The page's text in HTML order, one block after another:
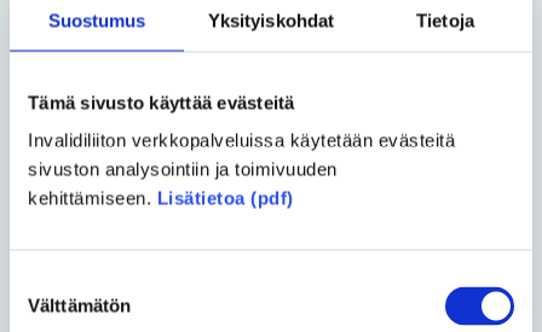
Suostumus Yksityiskohdat Tietoja
Tämä sivusto käyttää evästeitä
Invalidiliiton verkkopalveluissa käytetään evästeitä
sivuston analysointiin ja toimivuuden
kehittämiseen. Lisätietoa (pdf)
valinta
Välttämätön
Jaa Facebookissa
Jaa sähköpostilla
Kommentoi
Otsikko *